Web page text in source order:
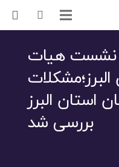
نشست هیات
البرز؛مشکلات
استان البرز
بررسی شد